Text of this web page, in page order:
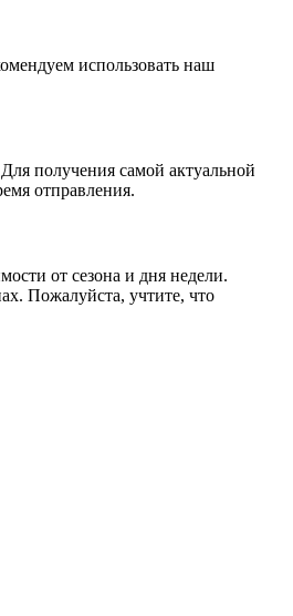
использовать наш
получения самой актуальной
отправления.
от сезона и дня недели.
Пожалуйста, учтите, что